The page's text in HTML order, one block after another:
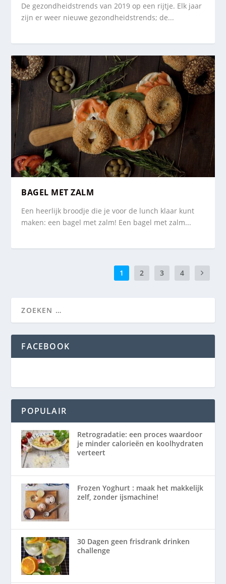
De gezondheidstrends van 2019 op een rijtje. Elk jaar
zijn er weer nieuwe gezondheidstrends; de...
BAGEL MET ZALM
Een heerlijk broodje die je voor de lunch klaar kunt
maken: een bagel met zalm! Een bagel met zalm...
1 2 3 4
FACEBOOK
POPULAIR
Retrogradatie: een proces waardoor
je minder calorieën en koolhydraten
verteert
Frozen Yoghurt : maak het makkelijk
zelf, zonder ijsmachine!
30 Dagen geen frisdrank drinken
challenge